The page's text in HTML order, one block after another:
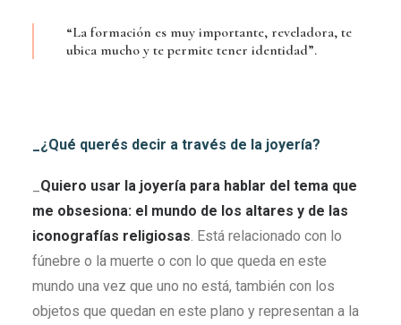
“La formación es muy importante, reveladora, te
ubica mucho y te permite tener identidad”.
_¿Qué querés decir a través de la joyería?
Quiero usar la joyería para hablar del tema que
me obsesiona: el mundo de los altares y de las
iconografías religiosas. Está relacionado con lo
fúnebre o la muerte o con lo que queda en este
mundo una vez que uno no está, también con los
objetos que quedan en este plano y representan a la